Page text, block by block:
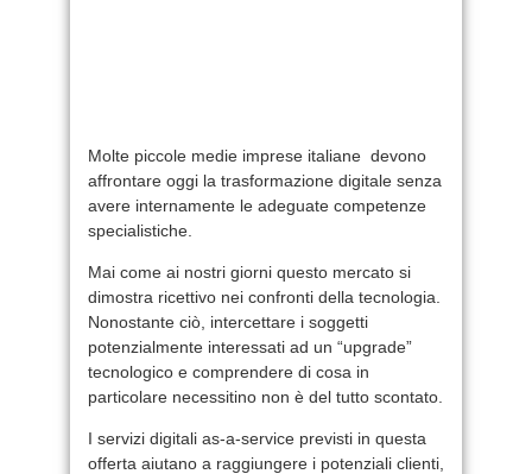
Molte piccole medie imprese italiane devono
affrontare oggi la trasformazione digitale senza
avere internamente le adeguate competenze
specialistiche.
Mai come ai nostri giorni questo mercato si
dimostra ricettivo nei confronti della tecnologia.
Nonostante ciò, intercettare i soggetti
potenzialmente interessati ad un “upgrade”
tecnologico e comprendere di cosa in
particolare necessitino non è del tutto scontato.
I servizi digitali as-a-service previsti in questa
offerta aiutano a raggiungere i potenziali clienti,